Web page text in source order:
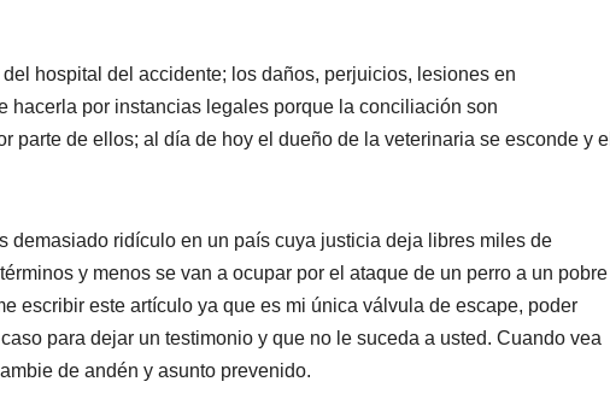
hospital del accidente; los daños, perjuicios, lesiones en
hacerla por instancias legales porque la conciliación son
parte de ellos; al día de hoy el dueño de la veterinaria se esconde y el
demasiado ridículo en un país cuya justicia deja libres miles de
y menos se van a ocupar por el ataque de un perro a un pobre
escribir este artículo ya que es mi única válvula de escape, poder
para dejar un testimonio y que no le suceda a usted. Cuando vea
de andén y asunto prevenido.